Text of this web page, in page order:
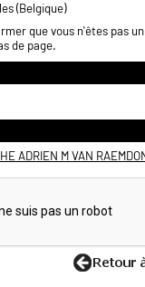
(Belgique)
que vous n'êtes pas
de page.
ADRIEN M VAN